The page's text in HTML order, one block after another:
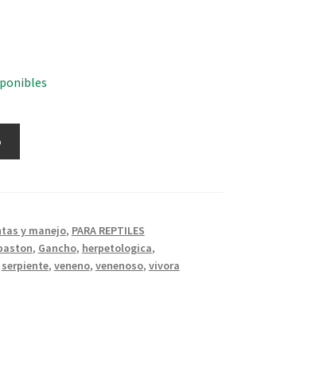
y manejo, PARA REPTILES
, Gancho, herpetologica,
serpiente, veneno, venenoso, vivora